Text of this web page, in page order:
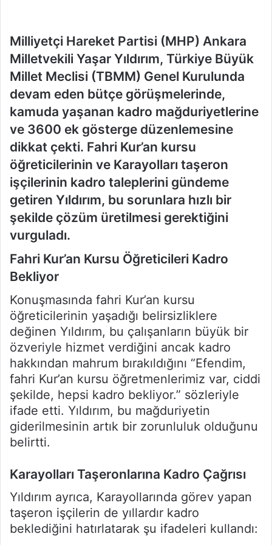
Milliyetçi Hareket Partisi (MHP) Ankara
Milletvekili Yaşar Yıldırım, Türkiye Büyük
Millet Meclisi (TBMM) Genel Kurulunda
devam eden bütçe görüşmelerinde,
kamuda yaşanan kadro mağduriyetlerine
ve 3600 ek gösterge düzenlemesine
dikkat çekti. Fahri Kur’an kursu
öğreticilerinin ve Karayolları taşeron
işçilerinin kadro taleplerini gündeme
getiren Yıldırım, bu sorunlara hızlı bir
şekilde çözüm üretilmesi gerektiğini
vurguladı.
Fahri Kur’an Kursu Öğreticileri Kadro
Bekliyor
Konuşmasında fahri Kur’an kursu
öğreticilerinin yaşadığı belirsizliklere
değinen Yıldırım, bu çalışanların büyük bir
özveriyle hizmet verdiğini ancak kadro
hakkından mahrum bırakıldığını “Efendim,
fahri Kur’an kursu öğretmenlerimiz var, ciddi
şekilde, hepsi kadro bekliyor.” sözleriyle
ifade etti. Yıldırım, bu mağduriyetin
giderilmesinin artık bir zorunluluk olduğunu
belirtti.
Karayolları Taşeronlarına Kadro Çağrısı
Yıldırım ayrıca, Karayollarında görev yapan
taşeron işçilerin de yıllardır kadro
beklediğini hatırlatarak şu ifadeleri kullandı: